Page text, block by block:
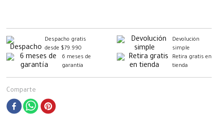
Despacho gratis
desde $79.990
Devolución
simple
6 meses de
garantía
Retira gratis en
tienda
Comparte